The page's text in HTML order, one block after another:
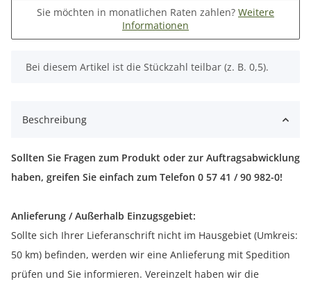
Sie möchten in monatlichen Raten zahlen? Weitere
Informationen
x
Bei diesem Artikel ist die Stückzahl teilbar (z. B. 0,5).
Beschreibung
Sollten Sie Fragen zum Produkt oder zur Auftragsabwicklung
haben, greifen Sie einfach zum Telefon 0 57 41 / 90 982-0!
Anlieferung / Außerhalb Einzugsgebiet:
Sollte sich Ihrer Lieferanschrift nicht im Hausgebiet (Umkreis:
50 km) befinden, werden wir eine Anlieferung mit Spedition
prüfen und Sie informieren. Vereinzelt haben wir die